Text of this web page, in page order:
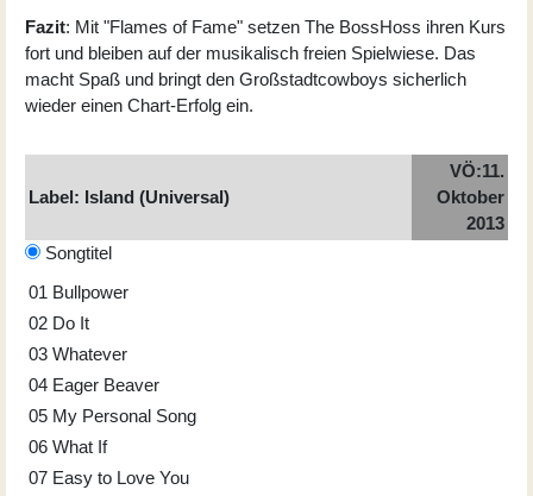
Fazit: Mit "Flames of Fame" setzen The BossHoss ihren Kurs
fort und bleiben auf der musikalisch freien Spielwiese. Das
macht Spaß und bringt den Großstadtcowboys sicherlich
wieder einen Chart-Erfolg ein.
Label: Island (Universal)
VÖ:11.
Oktober
2013
Songtitel
01 Bullpower
02 Do It
03 Whatever
04 Eager Beaver
05 My Personal Song
06 What If
07 Easy to Love You